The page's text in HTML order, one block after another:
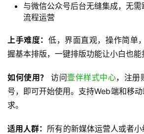
与微信公众号后台无缝集成，无
流程运营
上手难度： 低，界面直观，操作简单
握基本排版，一键排版功能让小白也能
如何使用？ 访问壹伴样式中心，注册
号，即可开始使用。支持Web端和移
求。
适用人群： 所有的新媒体运营人或者